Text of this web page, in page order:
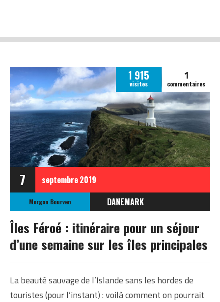
7 septembre2019
1 915
visites
1
commentaires
Morgan Bourven
DANEMARK
EUROPE
ILES FÉROÉ
Îles Féroé : itinéraire pour un séjour
d’une semaine sur les îles principales
La beauté sauvage de l’Islande sans les hordes de
touristes (pour l’instant) : voilà comment on pourrait